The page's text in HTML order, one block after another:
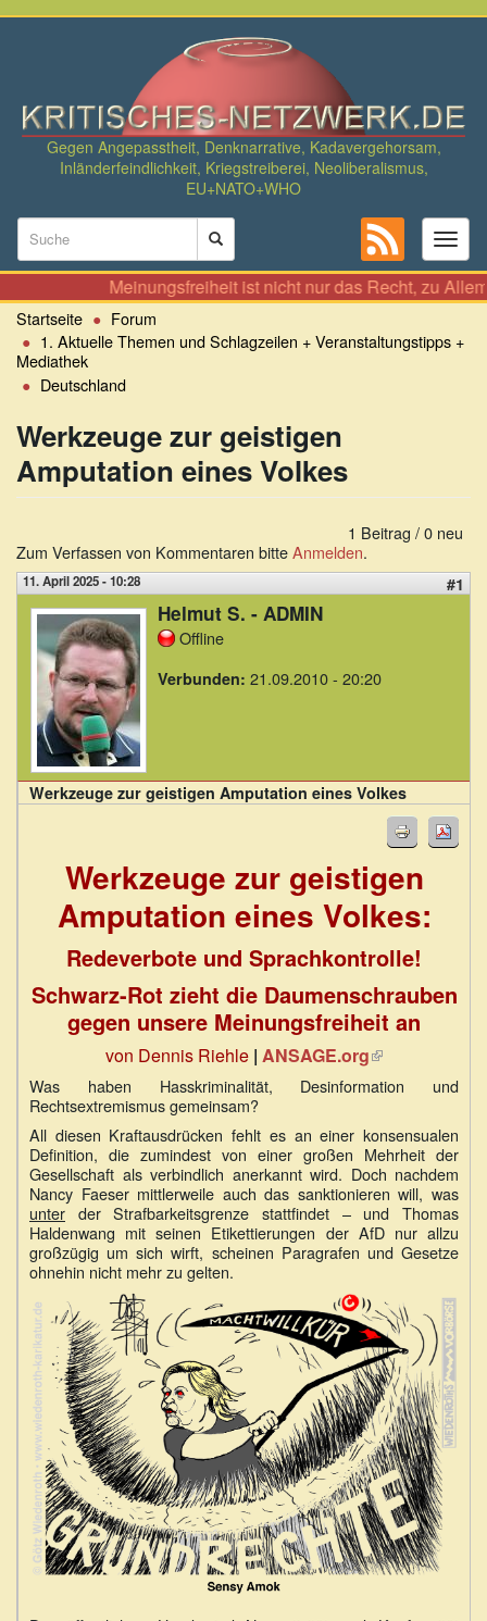
Direkt
Gegen Angepasstheit, Denknarrative, Kadavergehorsam,
Inländerfeindlichkeit, Kriegstreiberei, Neoliberalismus,
EU+NATO+WHO
Suchformular
Suche
Meinungsfreiheit ist nicht nur das Recht, zu Allem seinen
Startseite
Forum
1. Aktuelle Themen und Schlagzeilen + Veranstaltungstipps +
Mediathek
Deutschland
Werkzeuge zur geistigen
Amputation eines Volkes
1 Beitrag / 0 neu
Zum Verfassen von Kommentaren bitteAnmelden.
11. April 2025 - 10:28 #1
Helmut S. - ADMIN
Offline
Verbunden: 21.09.2010 - 20:20
Werkzeuge zur geistigen Amputation eines Volkes
Werkzeuge zur geistigen
Amputation eines Volkes:
Redeverbote und Sprachkontrolle!
Schwarz-Rot zieht die Daumenschrauben
gegen unsere Meinungsfreiheit an
von Dennis Riehle | ANSAGE.org(Link
ist
extern)
Was haben Hasskriminalität, Desinformation und
Rechtsextremismus gemeinsam?
All diesen Kraftausdrücken fehlt es an einer konsensualen
Definition, die zumindest von einer großen Mehrheit der
Gesellschaft als verbindlich anerkannt wird. Doch nachdem
Nancy Faeser mittlerweile auch das sanktionieren will, was
unter der Strafbarkeitsgrenze stattfindet – und Thomas
Haldenwang mit seinen Etikettierungen der AfD nur allzu
großzügig um sich wirft, scheinen Paragrafen und Gesetze
ohnehin nicht mehr zu gelten.